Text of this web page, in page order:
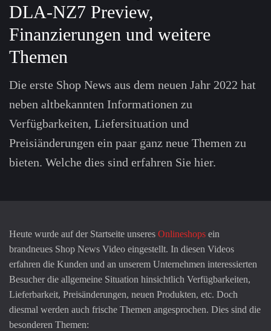
DLA-NZ7 Preview,
Finanzierungen und weitere
Themen
Die erste Shop News aus dem neuen Jahr 2022 hat
neben altbekannten Informationen zu
Verfügbarkeiten, Liefersituation und
Preisiänderungen ein paar ganz neue Themen zu
bieten. Welche dies sind erfahren Sie hier.
Heute wurde auf der Startseite unseres Onlineshops ein
brandneues Shop News Video eingestellt. In diesen Videos
erfahren die Kunden und an unserem Unternehmen interessierten
Besucher die allgemeine Situation hinsichtlich Verfügbarkeiten,
Lieferbarkeit, Preisänderungen, neuen Produkten, etc. Doch
diesmal werden auch frische Themen angesprochen. Dies sind die
besonderen Themen: